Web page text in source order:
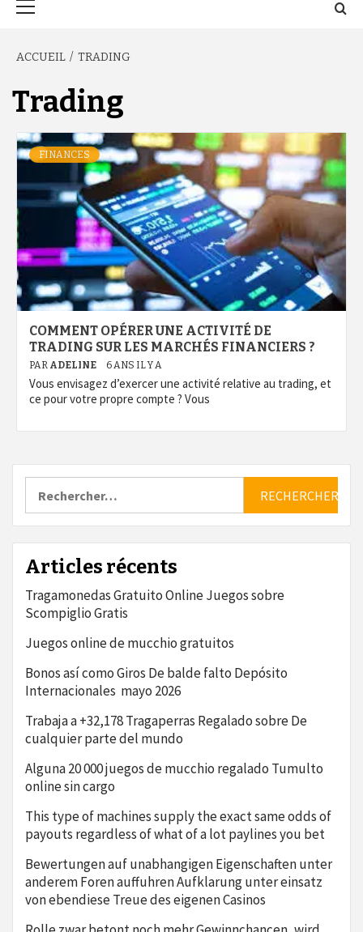
ACCUEIL TRADING
Trading
FINANCES
COMMENT OPÉRER UNE ACTIVITÉ DE
TRADING SUR LES MARCHÉS FINANCIERS ?
PAR ADELINE 6 ANS IL Y A
Vous envisagez d’exercer une activité relative au trading, et
ce pour votre propre compte ? Vous
Articles récents
Tragamonedas Gratuito Online Juegos sobre
Scompiglio Gratis
Juegos online de mucchio gratuitos
Bonos así­ como Giros De balde falto Depósito
Internacionales ️ mayo 2026
Trabaja a +32,178 Tragaperras Regalado sobre De
cualquier parte del mundo
Alguna 20 000 juegos de mucchio regalado Tumulto
online sin cargo
This type of machines supply the exact same odds of
payouts regardless of what of a lot paylines you bet
Bewertungen auf unabhangigen Eigenschaften unter
anderem Foren auffuhren Aufklarung unter einsatz
von ebendiese Treue des eigenen Casinos